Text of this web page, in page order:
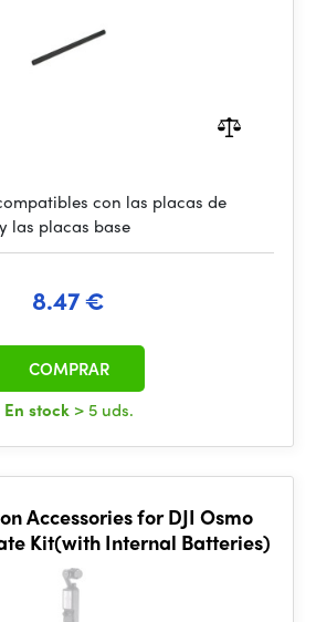
con las placas de
las placas base
8.47 €
En stock > 5 uds.
COMPRAR
Accessories for DJI Osmo
Kit(with Internal Batteries)